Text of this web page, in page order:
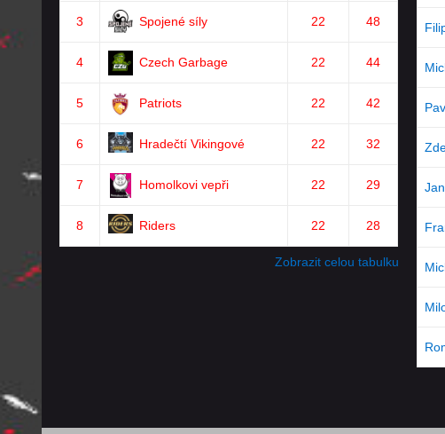
3 Spojené síly 22 48
4 Czech Garbage 22 44
5 Patriots 22 42
6 Hradečtí Vikingové 22 32
7 Homolkovi vepři 22 29
8 Riders 22 28
Zobrazit celou tabulku